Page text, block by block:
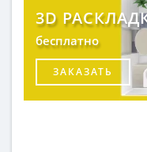
3D
бесплатно
ЗАКАЗАТЬ